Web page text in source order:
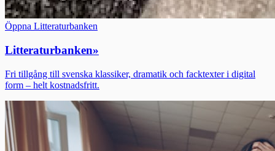
Öppna Litteraturbanken
Litteraturbanken»
Fri tillgång till svenska klassiker, dramatik och facktexter i digital
form – helt kostnadsfritt.